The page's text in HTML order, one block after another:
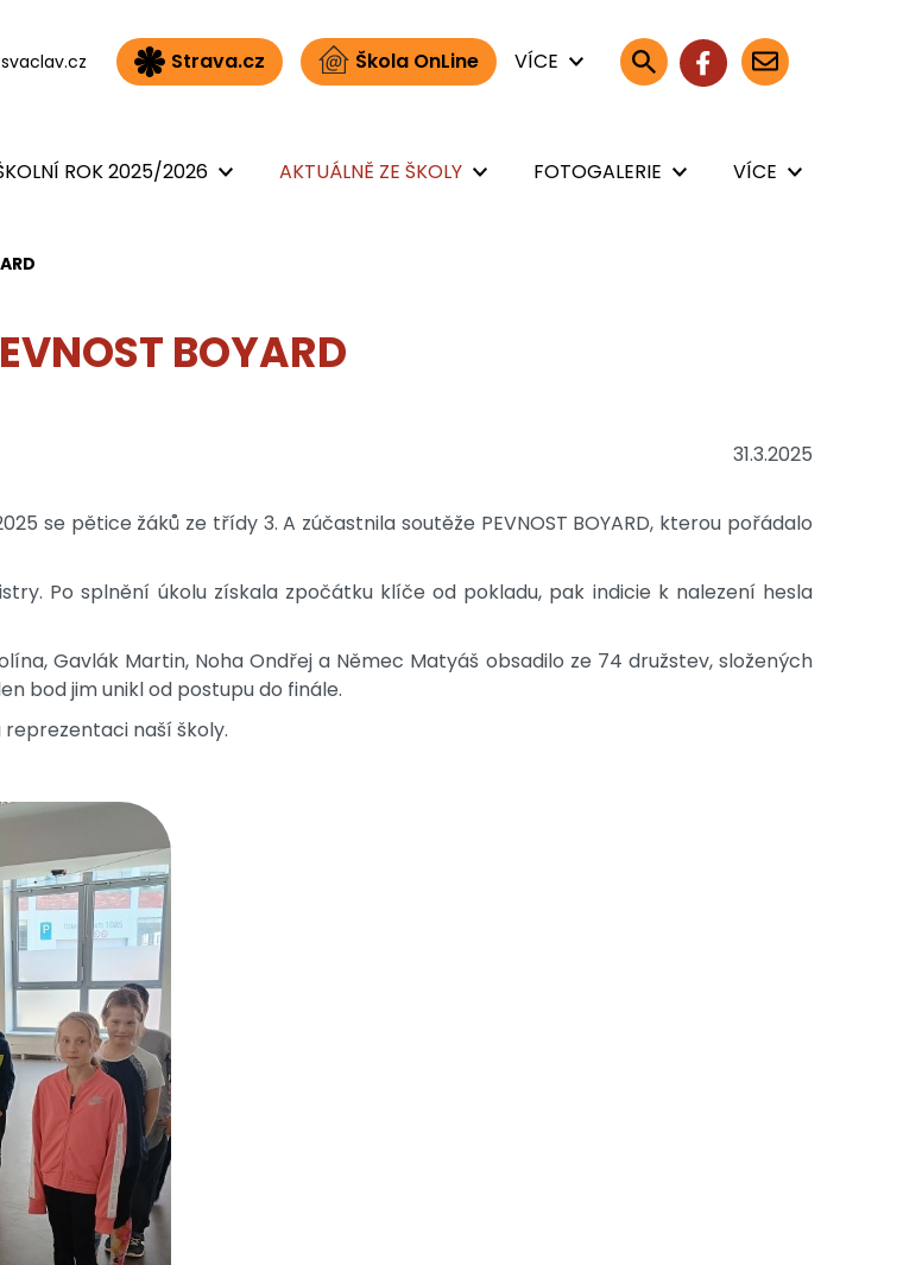
Strava.cz Škola OnLine VÍCE
ROK 2025/2026 AKTUÁLNĚ ZE ŠKOLY FOTOGALERIE VÍCE
BOYARD
31.3.2025
se pětice žáků ze třídy 3. A zúčastnila soutěže PEVNOST BOYARD, kterou pořádalo
Po splnění úkolu získala zpočátku klíče od pokladu, pak indicie k nalezení hesla
Gavlák Martin, Noha Ondřej a Němec Matyáš obsadilo ze 74 družstev, složených
bod jim unikl od postupu do finále.
naší školy.